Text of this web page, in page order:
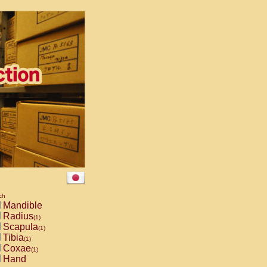
Mandible
Radius(1)
Scapula(1)
Tibia(1)
Coxae(1)
Hand